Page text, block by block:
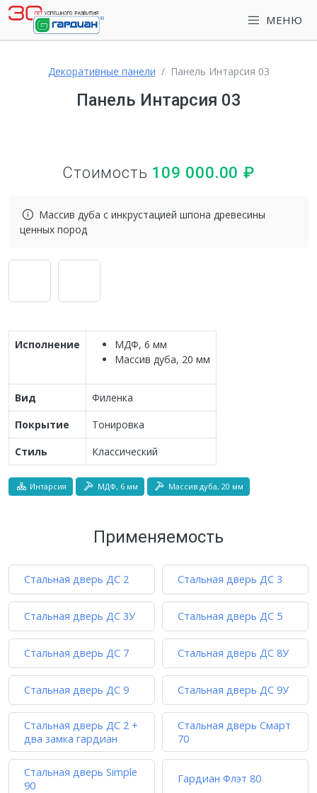
МЕНЮ
Декоративные панели Панель Интарсия 03
Панель Интарсия 03
Стоимость 109 000.00 ₽
Массив дуба с инкрустацией шпона древесины
ценных пород
Исполнение
МДФ, 6 мм
Массив дуба, 20 мм
Вид
Филенка
Покрытие
Тонировка
Стиль
Классический
Интарсия МДФ, 6 мм Массив дуба, 20 мм
Применяемость
Стальная дверь ДС 2 Стальная дверь ДС 3
Стальная дверь ДС 3У Стальная дверь ДС 5
Стальная дверь ДС 7 Стальная дверь ДС 8У
Стальная дверь ДС 9 Стальная дверь ДС 9У
Стальная дверь ДС 2 +
два замка гардиан
Стальная дверь Смарт
70
Стальная дверь Simple
90
Гардиан Флэт 80